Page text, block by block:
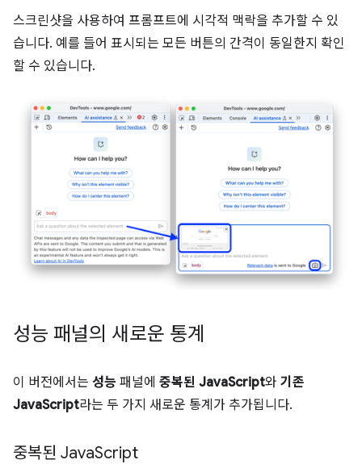
스크린샷을 사용하여 프롬프트에 시각적 맥락을 추가할 수 있
습니다. 예를 들어 표시되는 모든 버튼의 간격이 동일한지 확인
할 수 있습니다.
성능 패널의 새로운 통계
이 버전에서는 성능 패널에 중복된 JavaScript와 기존
JavaScript라는 두 가지 새로운 통계가 추가됩니다.
중복된 JavaScript